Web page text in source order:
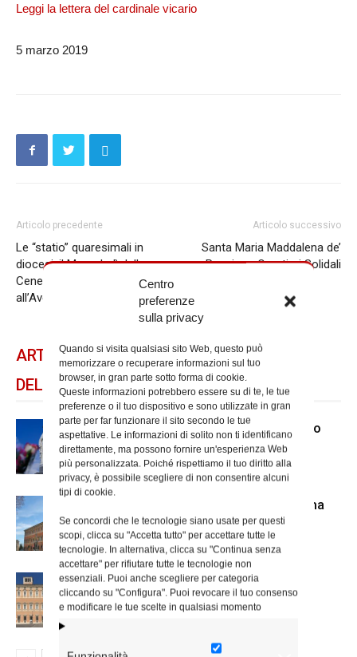
Centro
preferenze
sulla privacy
Quando si visita qualsiasi sito Web, questo può
memorizzare o recuperare informazioni sul tuo
browser, in gran parte sotto forma di cookie.
Queste informazioni potrebbero essere su di te, le tue
preferenze o il tuo dispositivo e sono utilizzate in gran
parte per far funzionare il sito secondo le tue
aspettative. Le informazioni di solito non ti identificano
direttamente, ma possono fornire un'esperienza Web
più personalizzata. Poiché rispettiamo il tuo diritto alla
privacy, è possibile scegliere di non consentire alcuni
tipi di cookie.
Se concordi che le tecnologie siano usate per questi
scopi, clicca su "Accetta tutto" per accettare tutte le
tecnologie. In alternativa, clicca su "Continua senza
accettare" per rifiutare tutte le tecnologie non
essenziali. Puoi anche scegliere per categoria
cliccando su "Configura". Puoi revocare il tuo consenso
e modificare le tue scelte in qualsiasi momento
Leggi la lettera del cardinale vicario
5 marzo 2019
Articolo precedente
Le “statio” quaresimali in
diocesi: il Mercoledì delle
Ceneri con Papa Francesco
all’Aventino
Articolo successivo
Santa Maria Maddalena de’
Pazzi per Quartieri Solidali
ARTICOLI CORRELATI
DELLO STESSO AUTORE
Dal 28 al 31 agosto il pellegrinaggio
diocesano a Lourdes
Nuove nomine nella diocesi di Roma
Chiusura estiva degli Uffici del
Vicariato di Roma